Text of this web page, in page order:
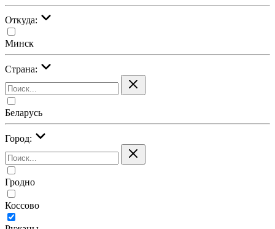
Откуда:
Минск
Страна:
Беларусь
Город:
Гродно
Коссово